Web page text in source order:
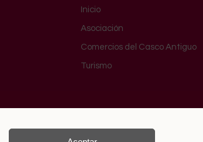
Inicio
Asociación
Comercios del Casco Antiguo
Turismo